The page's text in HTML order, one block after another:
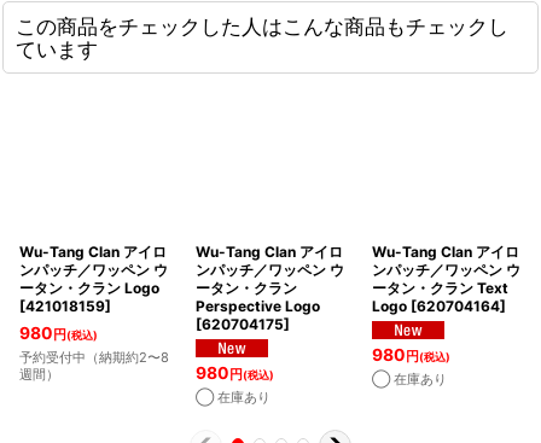
この商品をチェックした人はこんな商品もチェックし
ています
Wu-Tang Clan アイロ
ンパッチ／ワッペン ウ
ータン・クラン Logo
[421018159]
980 円(税込)
予約受付中（納期約2〜8
週間）
Wu-Tang Clan アイロ
ンパッチ／ワッペン ウ
ータン・クラン
Perspective Logo
[620704175]
980 円(税込)
◯ 在庫あり
Wu-Tang Clan アイロ
ンパッチ／ワッペン ウ
ータン・クラン Text
Logo [620704164]
980 円(税込)
◯ 在庫あり